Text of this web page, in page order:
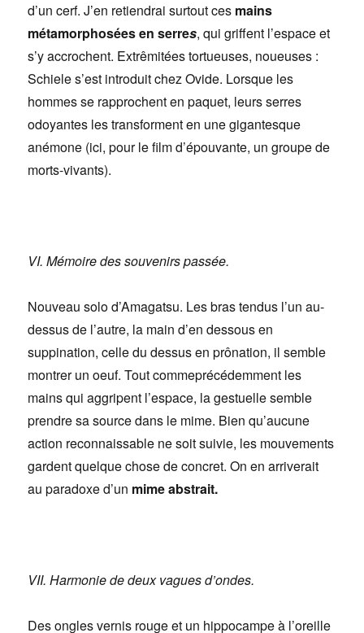
d’un cerf. J’en retiendrai surtout ces mains
métamorphosées en serres, qui griffent l’espace et
s’y accrochent. Extrêmitées tortueuses, noueuses :
Schiele s’est introduit chez Ovide. Lorsque les
hommes se rapprochent en paquet, leurs serres
odoyantes les transforment en une gigantesque
anémone (ici, pour le film d’épouvante, un groupe de
morts-vivants).
VI. Mémoire des souvenirs passée.
Nouveau solo d’Amagatsu. Les bras tendus l’un au-
dessus de l’autre, la main d’en dessous en
suppination, celle du dessus en prônation, il semble
montrer un oeuf. Tout commeprécédemment les
mains qui aggripent l’espace, la gestuelle semble
prendre sa source dans le mime. Bien qu’aucune
action reconnaissable ne soit suivie, les mouvements
gardent quelque chose de concret. On en arriverait
au paradoxe d’un mime abstrait.
VII. Harmonie de deux vagues d’ondes.
Des ongles vernis rouge et un hippocampe à l’oreille